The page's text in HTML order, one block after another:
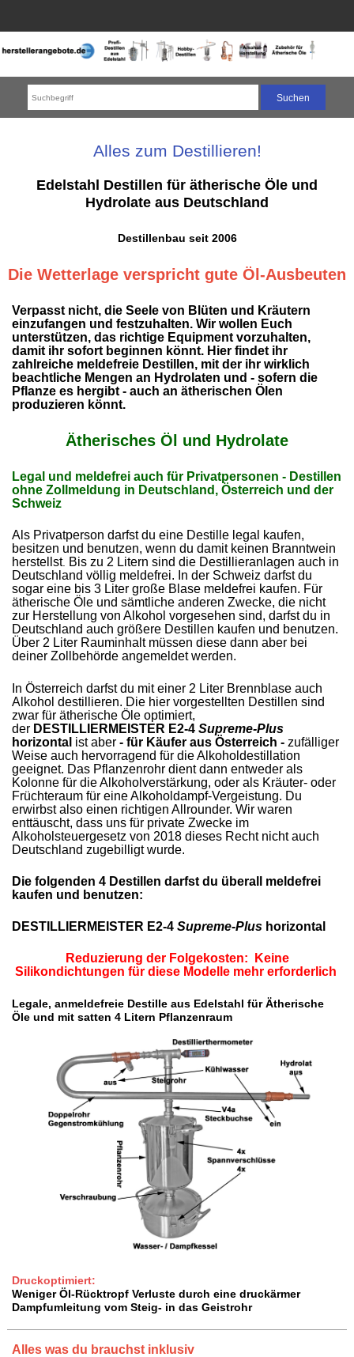
Alles zum Destillieren!
Edelstahl Destillen für ätherische Öle und
Hydrolate aus Deutschland
Destillenbau seit 2006
Die Wetterlage verspricht gute Öl-Ausbeuten
Verpasst nicht, die Seele von Blüten und Kräutern
einzufangen und festzuhalten. Wir wollen Euch
unterstützen, das richtige Equipment vorzuhalten,
damit ihr sofort beginnen könnt. Hier findet ihr
zahlreiche meldefreie Destillen, mit der ihr wirklich
beachtliche Mengen an Hydrolaten und - sofern die
Pflanze es hergibt - auch an ätherischen Ölen
produzieren könnt.
Ätherisches Öl und Hydrolate
Legal und meldefrei auch für Privatpersonen - Destillen
ohne Zollmeldung in Deutschland, Österreich und der
Schweiz
Als Privatperson darfst du eine Destille legal kaufen,
besitzen und benutzen, wenn du damit keinen Branntwein
herstellst. Bis zu 2 Litern sind die Destillieranlagen auch in
Deutschland völlig meldefrei. In der Schweiz darfst du
sogar eine bis 3 Liter große Blase meldefrei kaufen. Für
ätherische Öle und sämtliche anderen Zwecke, die nicht
zur Herstellung von Alkohol vorgesehen sind, darfst du in
Deutschland auch größere Destillen kaufen und benutzen.
Über 2 Liter Rauminhalt müssen diese dann aber bei
deiner Zollbehörde angemeldet werden.
In Österreich darfst du mit einer 2 Liter Brennblase auch
Alkohol destillieren. Die hier vorgestellten Destillen sind
zwar für ätherische Öle optimiert,
der DESTILLIERMEISTER E2-4Supreme-Plus
horizontal ist aber- für Käufer aus Österreich - zufälliger
Weise auch hervorragend für die Alkoholdestillation
geeignet. Das Pflanzenrohr dient dann entweder als
Kolonne für die Alkoholverstärkung, oder als Kräuter- oder
Früchteraum für eine Alkoholdampf-Vergeistung. Du
erwirbst also einen richtigen Allrounder. Wir waren
enttäuscht, dass uns für private Zwecke im
Alkoholsteuergesetz von 2018 dieses Recht nicht auch
Deutschland zugebilligt wurde.
Die folgenden 4 Destillen darfst du überall meldefrei
kaufen und benutzen:
DESTILLIERMEISTER E2-4Supreme-Plus horizontal
Reduzierung der Folgekosten: Keine
Silikondichtungen für diese Modelle mehr erforderlich
Legale, anmeldefreie Destille aus Edelstahl für Ätherische
Öle und mit satten 4 Litern Pflanzenraum
Druckoptimiert:
Weniger Öl-Rücktropf Verluste durch eine druckärmer
Dampfumleitung vom Steig- in das Geistrohr
Alles was du brauchst inklusiv